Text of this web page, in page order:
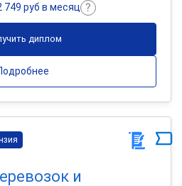
749 руб в месяц
диплом
и